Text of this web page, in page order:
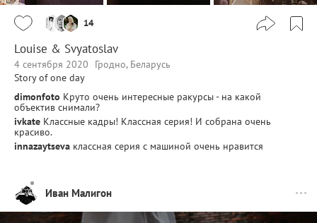
14
Louise & Svyatoslav
4 сентября 2020
Гродно, Беларусь
Story of one day
dimonfoto Круто очень интересные ракурсы - на какой
объектив снимали?
ivkate Классные кадры! Классная серия! И собрана очень
красиво.
innazaytseva классная серия с машиной очень нравится
Иван Малигон